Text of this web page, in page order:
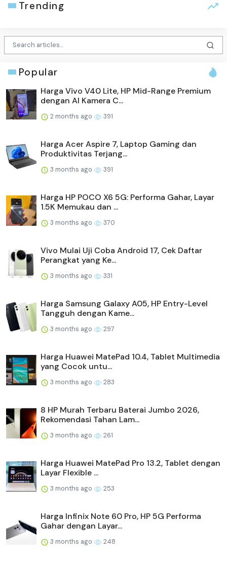
Trending
Popular
Harga Vivo V40 Lite, HP Mid-Range Premium
dengan AI Kamera C...
2 months ago 391
Harga Acer Aspire 7, Laptop Gaming dan
Produktivitas Terjang...
3 months ago 391
Harga HP POCO X6 5G: Performa Gahar, Layar
1.5K Memukau dan ...
3 months ago 370
Vivo Mulai Uji Coba Android 17, Cek Daftar
Perangkat yang Ke...
3 months ago 331
Harga Samsung Galaxy A05, HP Entry-Level
Tangguh dengan Kame...
3 months ago 297
Harga Huawei MatePad 10.4, Tablet Multimedia
yang Cocok untu...
3 months ago 283
8 HP Murah Terbaru Baterai Jumbo 2026,
Rekomendasi Tahan Lam...
3 months ago 261
Harga Huawei MatePad Pro 13.2, Tablet dengan
Layar Flexible ...
3 months ago 253
Harga Infinix Note 60 Pro, HP 5G Performa
Gahar dengan Layar...
3 months ago 248